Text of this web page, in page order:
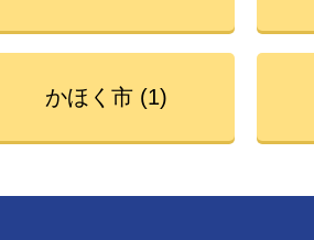
かほく市 (1)